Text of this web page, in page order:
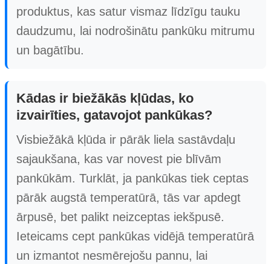
produktus, kas satur vismaz līdzīgu tauku
daudzumu, lai nodrošinātu pankūku mitrumu
un bagātību.
Kādas ir biežākās kļūdas, ko
izvairīties, gatavojot pankūkas?
Visbiežākā kļūda ir pārāk liela sastāvdaļu
sajaukšana, kas var novest pie blīvām
pankūkām. Turklāt, ja pankūkas tiek ceptas
pārāk augstā temperatūrā, tās var apdegt
ārpusē, bet palikt neizceptas iekšpusē.
Ieteicams cept pankūkas vidējā temperatūrā
un izmantot nesmērejošu pannu, lai